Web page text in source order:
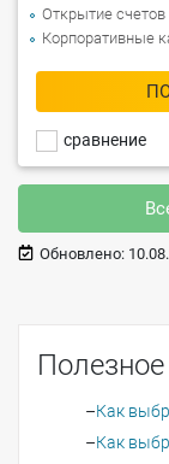
сравнение
Открытие
Корпоративные
Обновлено:
Как
Как